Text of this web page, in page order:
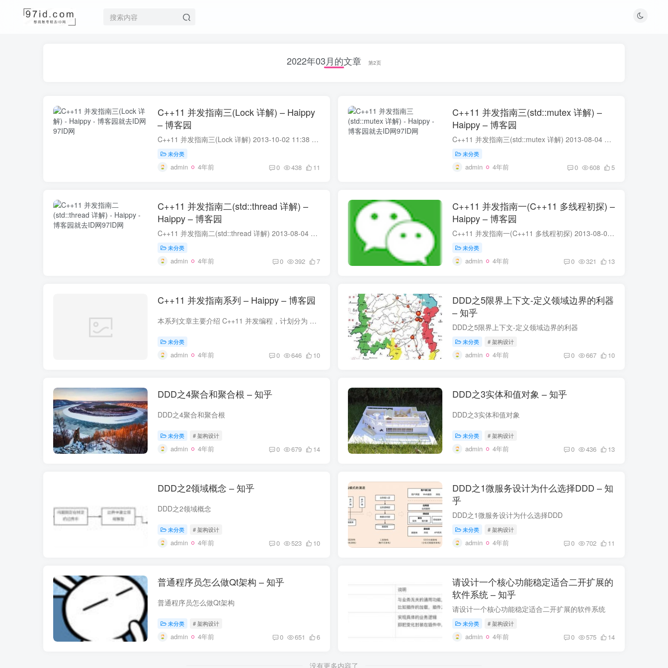
2022年03月的文章 第2页
C++11 并发指南三(Lock 详解) – Haippy
– 博客园
C++11 并发指南三(Lock 详解) 2013-10-02 11:38 Haippy 阅读(75939) 评论(6) 编辑 收藏 举报 在 《C++11 并发指南三(std::mutex 详解)》一文中我们主要介绍了 C++11 标准中的互斥量...
未分类
admin 4年前 0 438 11
C++11 并发指南三(std::mutex 详解) –
Haippy – 博客园
C++11 并发指南三(std::mutex 详解) 2013-08-04 22:42 Haippy 阅读(187668) 评论(21) 编辑 收藏 举报 上一篇《C++11 并发指南二(std::thread 详解)》中主要讲到了 std::thread 的一...
未分类
admin 4年前 0 608 5
C++11 并发指南二(std::thread 详解) –
Haippy – 博客园
C++11 并发指南二(std::thread 详解) 2013-08-04 13:37 Haippy 阅读(179215) 评论(4) 编辑 收藏 举报 上一篇博客《C++11 并发指南一(C++11 多线程初探)》中只是提到了 std::thread ...
未分类
admin 4年前 0 392 7
C++11 并发指南一(C++11 多线程初探) –
Haippy – 博客园
C++11 并发指南一(C++11 多线程初探) 2013-08-03 22:27 Haippy 阅读(149376) 评论(4) 编辑 收藏 举报 引言 C++11 自2011年发布以来已经快两年了，之前一直没怎么关注，直到最近几个...
未分类
admin 4年前 0 321 13
C++11 并发指南系列 – Haippy – 博客园
本系列文章主要介绍 C++11 并发编程，计划分为 9 章介绍 C++11 的并发和多线程编程，分别如下：
未分类
admin 4年前 0 646 10
DDD之5限界上下文-定义领域边界的利器
– 知乎
DDD之5限界上下文-定义领域边界的利器
未分类 # 架构设计
admin 4年前 0 667 10
DDD之4聚合和聚合根 – 知乎
DDD之4聚合和聚合根
未分类 # 架构设计
admin 4年前 0 679 14
DDD之3实体和值对象 – 知乎
DDD之3实体和值对象
未分类 # 架构设计
admin 4年前 0 436 13
DDD之2领域概念 – 知乎
DDD之2领域概念
未分类 # 架构设计
admin 4年前 0 523 10
DDD之1微服务设计为什么选择DDD – 知
乎
DDD之1微服务设计为什么选择DDD
未分类 # 架构设计
admin 4年前 0 702 11
普通程序员怎么做Qt架构 – 知乎
普通程序员怎么做Qt架构
未分类 # 架构设计
admin 4年前 0 651 6
请设计一个核心功能稳定适合二开扩展的
软件系统 – 知乎
请设计一个核心功能稳定适合二开扩展的软件系统
未分类 # 架构设计
admin 4年前 0 575 14
没有更多内容了